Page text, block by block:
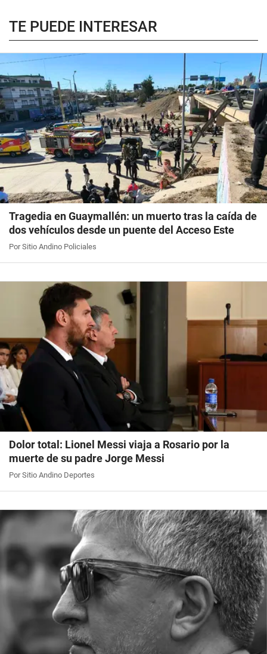
TE PUEDE INTERESAR
Tragedia en Guaymallén: un muerto tras la caída de
dos vehículos desde un puente del Acceso Este
Por Sitio Andino Policiales
Dolor total: Lionel Messi viaja a Rosario por la
muerte de su padre Jorge Messi
Por Sitio Andino Deportes